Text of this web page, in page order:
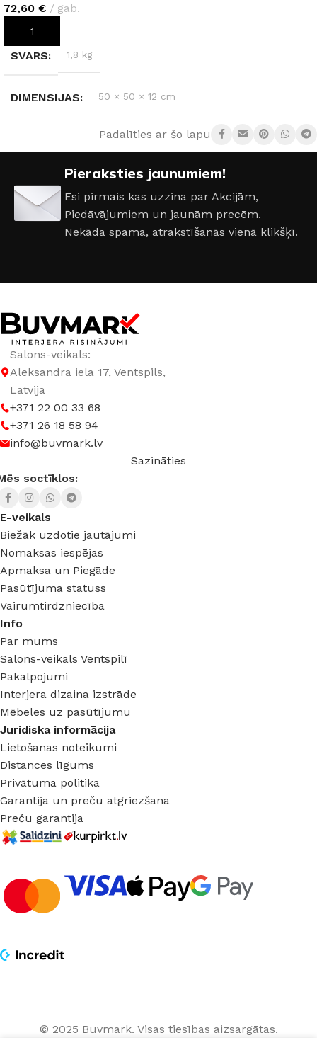
72,60 € gab.
PIEVIENOT GROZAM
SVARS 1,8 kg
DIMENSIJAS 50 × 50 × 12 cm
AIZSARDZĪBAS KLASE IP20
ENERGOEFEKTIVITĀTES KLASE G
JAUDA 72 W
GAISMAS PLŪSMA
GAISMAS TEMPERATŪRA
3000 K (silti balta) – 6500 K (auksti balta)
Padalīties ar šo lapu:
Pieraksties jaunumiem!
Esi pirmais kas uzzina par Akcijām,
Piedāvājumiem un jaunām precēm.
Nekāda spama, atrakstīšanās vienā klikšķī.
Salons-veikals:
Aleksandra iela 17, Ventspils,
Latvija
+371 22 00 33 68
+371 26 18 58 94
info@buvmark.lv
Sazināties
soctīklos:
E-veikals
Biežāk uzdotie jautājumi
Nomaksas iespējas
Apmaksa un Piegāde
Pasūtījuma statuss
Vairumtirdzniecība
Info
Par mums
Salons-veikals Ventspilī
Pakalpojumi
Interjera dizaina izstrāde
Mēbeles uz pasūtījumu
Juridiska informācija
Lietošanas noteikumi
Distances līgums
Privātuma politika
Garantija un preču atgriezšana
Preču garantija
© 2025 Buvmark. Visas tiesības aizsargātas.